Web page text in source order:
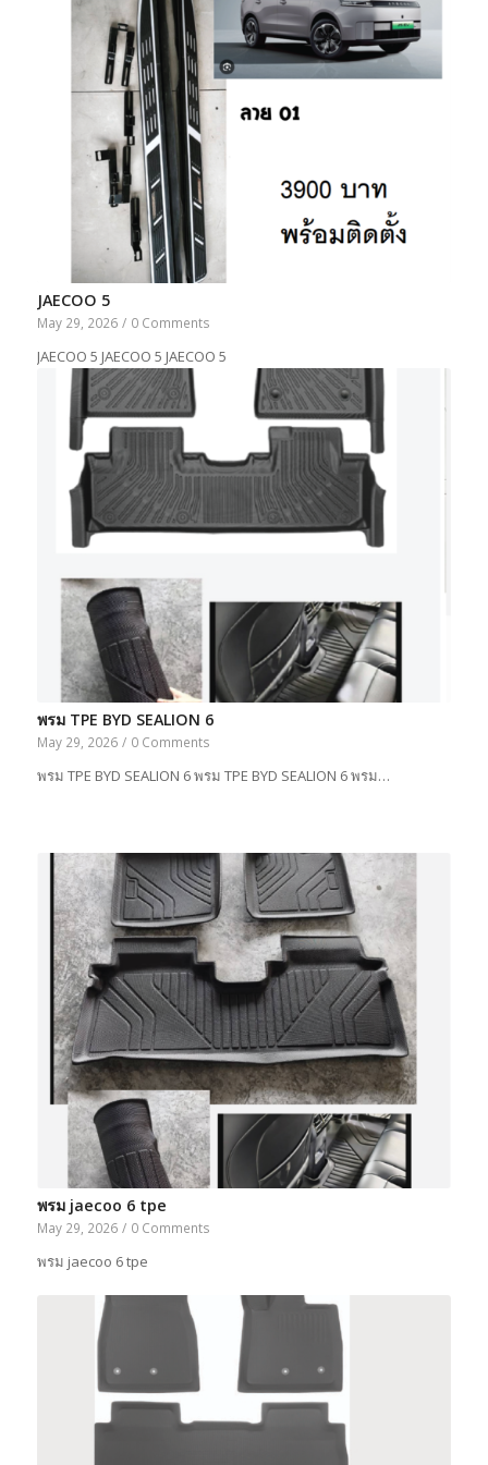
JAECOO 5
May 29, 2026 / 0 Comments
JAECOO 5 JAECOO 5 JAECOO 5
พรม TPE BYD SEALION 6
May 29, 2026 / 0 Comments
พรม TPE BYD SEALION 6 พรม TPE BYD SEALION 6 พรม…
พรม jaecoo 6 tpe
May 29, 2026 / 0 Comments
พรม jaecoo 6 tpe